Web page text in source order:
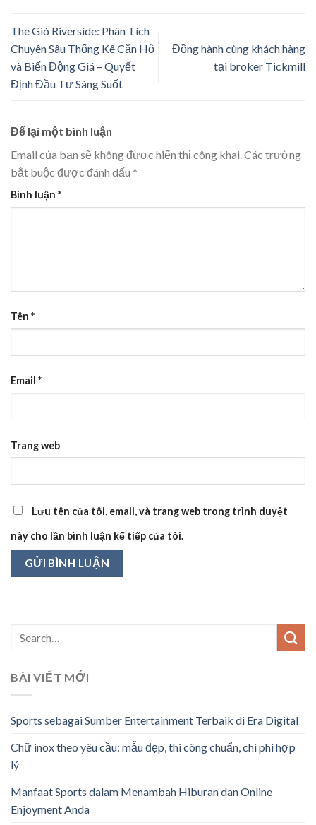
The Gió Riverside: Phân Tích
Chuyên Sâu Thống Kê Căn Hộ
và Biến Động Giá – Quyết
Định Đầu Tư Sáng Suốt
Đồng hành cùng khách hàng
tại broker Tickmill
Để lại một bình luận
Email của bạn sẽ không được hiển thị công khai.Các trường
bắt buộc được đánh dấu *
Bình luận *
Tên *
Email *
Trang web
Lưu tên của tôi, email, và trang web trong trình duyệt
này cho lần bình luận kế tiếp của tôi.
BÀI VIẾT MỚI
Sports sebagai Sumber Entertainment Terbaik di Era Digital
Chữ inox theo yêu cầu: mẫu đẹp, thi công chuẩn, chi phí hợp
lý
Manfaat Sports dalam Menambah Hiburan dan Online
Enjoyment Anda